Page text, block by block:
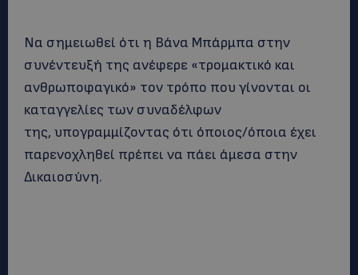
Να σημειωθεί ότι η Βάνα Μπάρμπα στην
συνέντευξή της ανέφερε «τρομακτικό και
ανθρωποφαγικό» τον τρόπο που γίνονται οι
καταγγελίες των συναδέλφων
της, υπογραμμίζοντας ότι όποιος/όποια έχει
παρενοχληθεί πρέπει να πάει άμεσα στην
Δικαιοσύνη.